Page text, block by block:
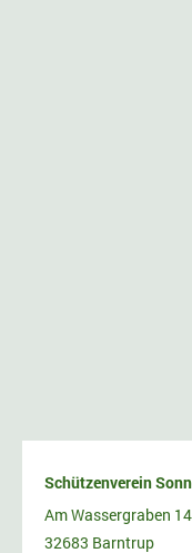
Schützenverein
Am Wassergraben 14
32683 Barntrup